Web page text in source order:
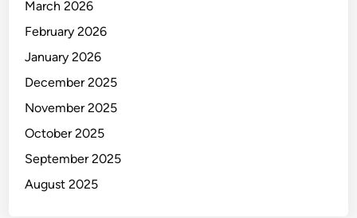
March 2026
February 2026
January 2026
December 2025
November 2025
October 2025
September 2025
August 2025